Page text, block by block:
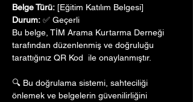
Belge Türü: [Eğitim Katılım Belgesi]
Durum: ✅ Geçerli
Bu belge, TİM Arama Kurtarma Derneği
tarafından düzenlenmiş ve doğruluğu
tarattığınız QR Kod  ile onaylanmıştır.
🔍 Bu doğrulama sistemi, sahteciliği
önlemek ve belgelerin güvenilirliğini